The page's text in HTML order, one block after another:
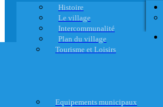
Histoire
Le village
Intercommunalité
Plan du village
Tourisme et Loisirs
Equipements municipaux